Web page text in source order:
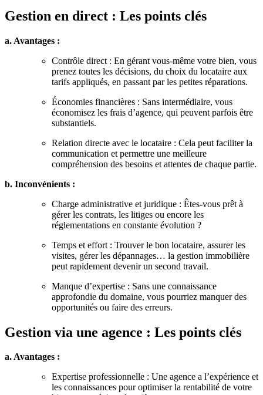
Gestion en direct : Les points clés
a. Avantages :
Contrôle direct : En gérant vous-même votre bien, vous
prenez toutes les décisions, du choix du locataire aux
tarifs appliqués, en passant par les petites réparations.
Économies financières : Sans intermédiaire, vous
économisez les frais d’agence, qui peuvent parfois être
substantiels.
Relation directe avec le locataire : Cela peut faciliter la
communication et permettre une meilleure
compréhension des besoins et attentes de chaque partie.
b. Inconvénients :
Charge administrative et juridique : Êtes-vous prêt à
gérer les contrats, les litiges ou encore les
réglementations en constante évolution ?
Temps et effort : Trouver le bon locataire, assurer les
visites, gérer les dépannages… la gestion immobilière
peut rapidement devenir un second travail.
Manque d’expertise : Sans une connaissance
approfondie du domaine, vous pourriez manquer des
opportunités ou faire des erreurs.
Gestion via une agence : Les points clés
a. Avantages :
Expertise professionnelle : Une agence a l’expérience et
les connaissances pour optimiser la rentabilité de votre